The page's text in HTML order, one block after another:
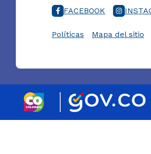
FACEBOOK
Políticas Mapa del sitio